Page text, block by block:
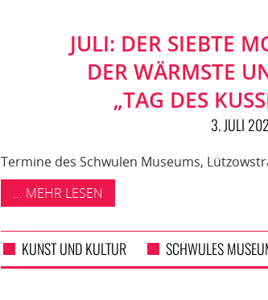
JULI: DER SIEBTE
DER WÄRMSTE
„TAG DES
3. JULI
Termine des Schwulen Museums,
... MEHR LESEN
KUNST UND KULTUR SCHWULES